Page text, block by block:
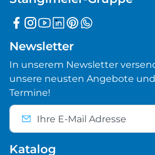
Newsletter
In unserem Newsletter
unsere neusten Angebote
Termine!
Katalog